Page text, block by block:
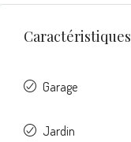
Caractéristiques
Garage
Jardin